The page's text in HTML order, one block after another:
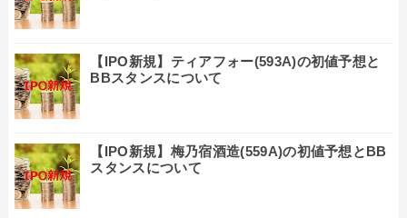
【IPO新規】ティアフォー(593A)の初値予想と
BBスタンスについて
【IPO新規】梅乃宿酒造(559A)の初値予想とBB
スタンスについて